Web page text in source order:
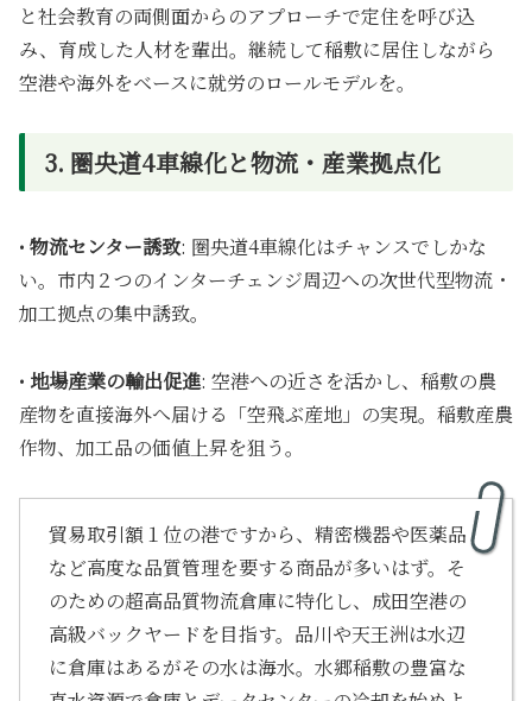
と社会教育の両側面からのアプローチで定住を呼び込
み、育成した人材を輩出。継続して稲敷に居住しながら
空港や海外をベースに就労のロールモデルを。
3. 圏央道4車線化と物流・産業拠点化
• 物流センター誘致: 圏央道4車線化はチャンスでしかな
い。市内２つのインターチェンジ周辺への次世代型物流・
加工拠点の集中誘致。
• 地場産業の輸出促進: 空港への近さを活かし、稲敷の農
産物を直接海外へ届ける「空飛ぶ産地」の実現。稲敷産農
作物、加工品の価値上昇を狙う。
貿易取引額１位の港ですから、精密機器や医薬品
など高度な品質管理を要する商品が多いはず。そ
のための超高品質物流倉庫に特化し、成田空港の
高級バックヤードを目指す。品川や天王洲は水辺
に倉庫はあるがその水は海水。水郷稲敷の豊富な